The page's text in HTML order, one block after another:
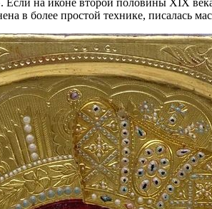
в более простой технике, писалась